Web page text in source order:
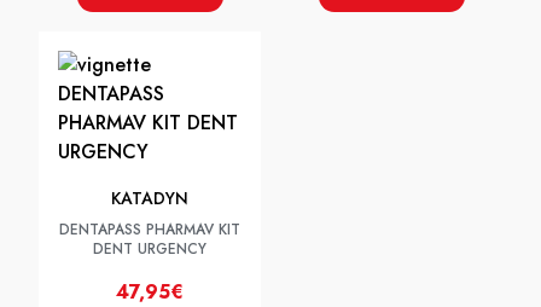
KATADYN
DENTAPASS PHARMAV KIT
DENT URGENCY
47,95€